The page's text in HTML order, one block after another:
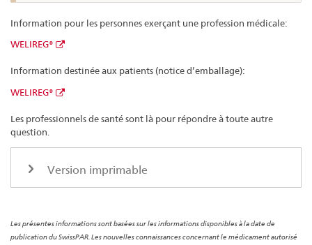
Information pour les personnes exerçant une profession médicale:
WELIREG®
Information destinée aux patients (notice d’emballage):
WELIREG®
Les professionnels de santé sont là pour répondre à toute autre
question.
Version imprimable
Les présentes informations sont basées sur les informations disponibles à la date de
publication du SwissPAR. Les nouvelles connaissances concernant le médicament autorisé